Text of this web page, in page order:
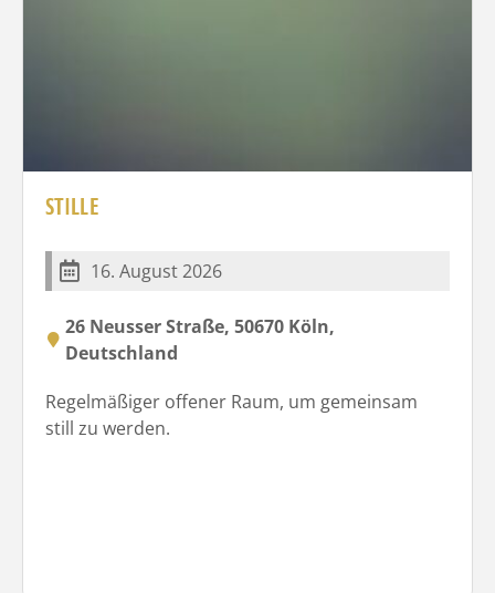
STILLE
16. August 2026
26 Neusser Straße, 50670 Köln,
Deutschland
Regelmäßiger offener Raum, um gemeinsam
still zu werden.